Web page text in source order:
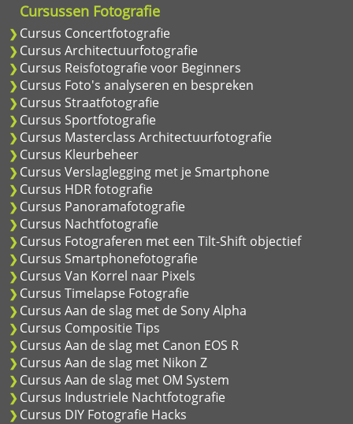
Cursussen Fotografie
Cursus Concertfotografie
Cursus Architectuurfotografie
Cursus Reisfotografie voor Beginners
Cursus Foto's analyseren en bespreken
Cursus Straatfotografie
Cursus Sportfotografie
Cursus Masterclass Architectuurfotografie
Cursus Kleurbeheer
Cursus Verslaglegging met je Smartphone
Cursus HDR fotografie
Cursus Panoramafotografie
Cursus Nachtfotografie
Cursus Fotograferen met een Tilt-Shift objectief
Cursus Smartphonefotografie
Cursus Van Korrel naar Pixels
Cursus Timelapse Fotografie
Cursus Aan de slag met de Sony Alpha
Cursus Compositie Tips
Cursus Aan de slag met Canon EOS R
Cursus Aan de slag met Nikon Z
Cursus Aan de slag met OM System
Cursus Industriele Nachtfotografie
Cursus DIY Fotografie Hacks